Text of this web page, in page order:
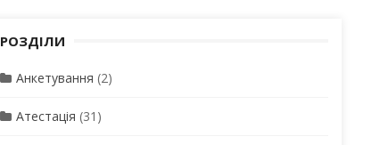
РОЗДІЛИ
Анкетування (2)
Атестація (31)